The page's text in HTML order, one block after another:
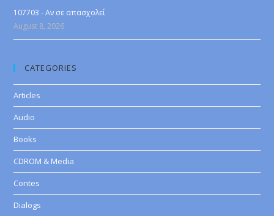
107703 - Αν σε απασχολεί
August 8, 2026
CATEGORIES
Articles
Audio
Books
CDROM & Media
Contes
Dialogs